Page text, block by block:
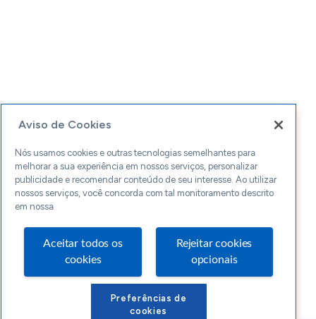
Aviso de Cookies
Nós usamos cookies e outras tecnologias semelhantes para
melhorar a sua experiência em nossos serviços, personalizar
publicidade e recomendar conteúdo de seu interesse. Ao utilizar
nossos serviços, você concorda com tal monitoramento descrito
em nossa
Aceitar todos os
cookies
Rejeitar cookies
opcionais
Preferências de
cookies